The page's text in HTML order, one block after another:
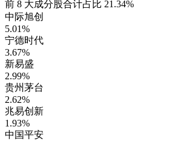
前 8 大成分股合计占比 21.34%
中际旭创
5.01%
宁德时代
3.67%
新易盛
2.99%
贵州茅台
2.62%
兆易创新
1.93%
中国平安